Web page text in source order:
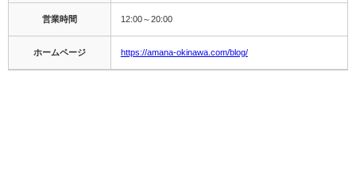
営業時間 12:00～20:00
ホームページ https://amana-okinawa.com/blog/